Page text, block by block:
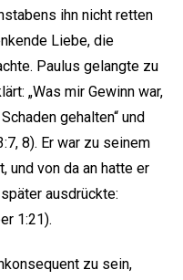
ihn nicht retten
Liebe, die
Paulus gelangte zu
„Was mir Gewinn war,
gehalten“ und
8). Er war zu seinem
und von da an hatte er
ausdrückte:
1:21).
zu sein,